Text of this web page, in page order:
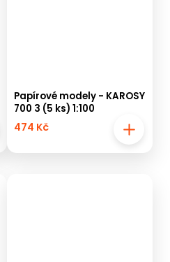
Papírové modely - KAROSY
700 3 (5 ks) 1:100
474 Kč